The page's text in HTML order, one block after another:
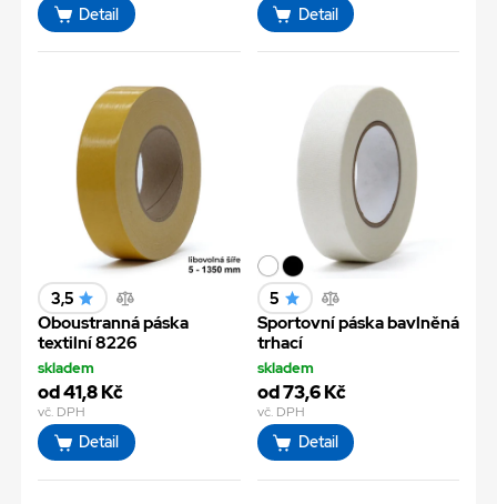
Detail Detail
3,5
Oboustranná páska
textilní 8226
skladem
od 41,8 Kč
vč. DPH
Detail
5
Sportovní páska bavlněná
trhací
skladem
od 73,6 Kč
vč. DPH
Detail